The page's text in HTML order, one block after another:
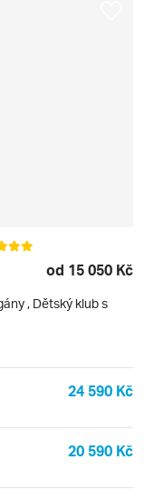
od 15 050 Kč
, Dětský klub s
24 590 Kč
20 590 Kč